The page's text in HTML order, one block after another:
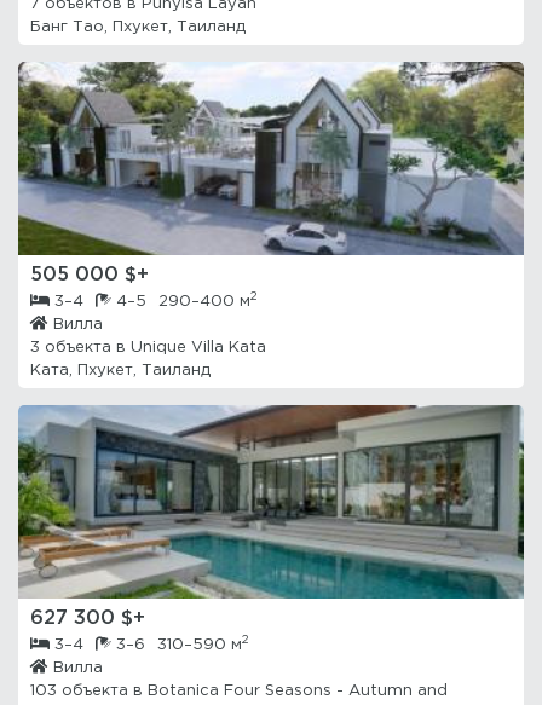
7 объектов в
Punyisa Layan
Банг Тао, Пхукет, Таиланд
505 000 $+
3–4 4–5 290–400 м2
Вилла
3 объекта в Unique Villa Kata
Ката, Пхукет, Таиланд
627 300 $+
3–4 3–6 310–590 м2
Вилла
103 объекта в
Botanica Four Seasons - Autumn and